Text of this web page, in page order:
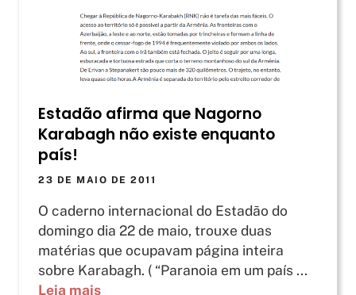
Estadão afirma que Nagorno
Karabagh não existe enquanto
país!
23 DE MAIO DE 2011
O caderno internacional do Estadão do
domingo dia 22 de maio, trouxe duas
matérias que ocupavam página inteira
sobre Karabagh. ( “Paranoia em um país ...
Leia mais